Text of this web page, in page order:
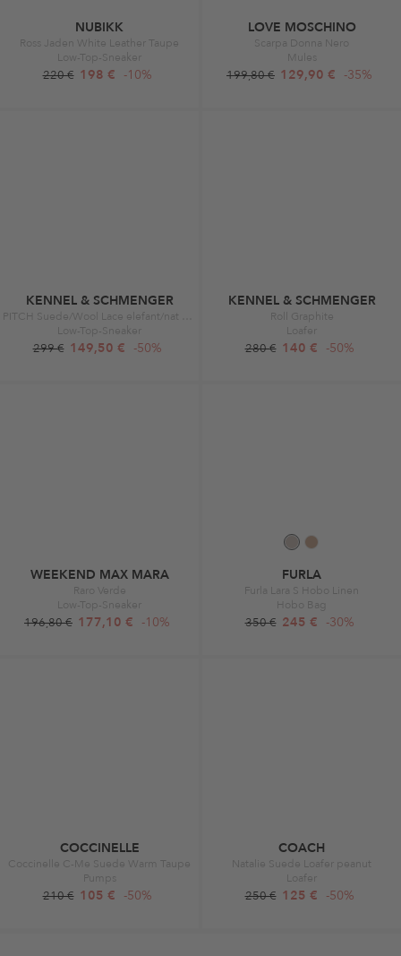
NUBIKK
Ross Jaden White Leather Taupe
Low-Top-Sneaker
220 € 198 € -10%
LOVE MOSCHINO
Scarpa Donna Nero
Mules
199,80 € 129,90 € -35%
KENNEL & SCHMENGER
Low-Top-Sneaker
299 € 149,50 € -50%
KENNEL & SCHMENGER
Roll Graphite
Loafer
280 € 140 € -50%
WEEKEND MAX MARA
Raro Verde
Low-Top-Sneaker
196,80 € 177,10 € -10%
FURLA
Furla Lara S Hobo Linen
Hobo Bag
350 € 245 € -30%
COCCINELLE
Coccinelle C-Me Suede Warm Taupe
Pumps
210 € 105 € -50%
COACH
Natalie Suede Loafer peanut
Loafer
250 € 125 € -50%